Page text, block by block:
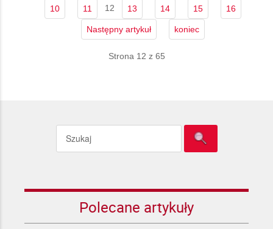
10 11 12 13 14 15 16
Następny artykuł koniec
Strona 12 z 65
Polecane artykuły